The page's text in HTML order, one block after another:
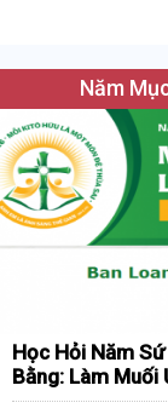
Năm
Học Hỏi Năm
Bằng: Làm Muối